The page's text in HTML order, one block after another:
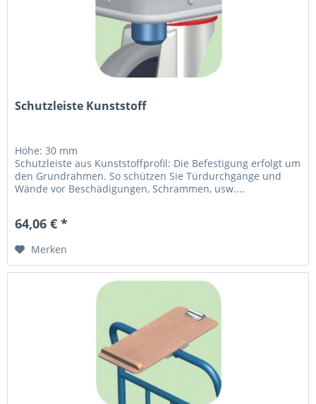
Schutzleiste Kunststoff
Höhe: 30 mm
Schutzleiste aus Kunststoffprofil: Die Befestigung erfolgt um
den Grundrahmen. So schützen Sie Türdurchgänge und
Wände vor Beschädigungen, Schrammen, usw....
64,06 € *
Merken